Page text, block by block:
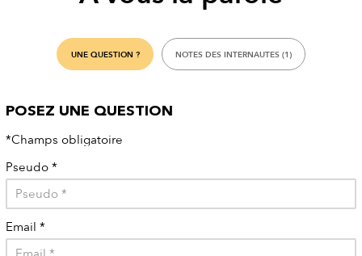
UNE QUESTION ? NOTES DES INTERNAUTES (1)
POSEZ UNE QUESTION
*Champs obligatoire
Pseudo *
Email *